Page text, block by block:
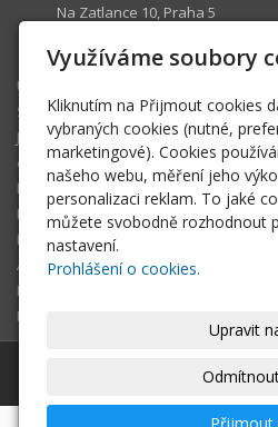
Na Zatlance 10, Praha 5
egovernment@egovernment.cz
Úvodní stránka
STUDIO
JIHLAVA
eOSOBNOST
ROK INFORMATIKY
MIKULOV
EGOVERNMENT THE BEST
ARCHIV MAGAZÍNU
DOTAZ
REGISTRACE ČTENÁŘE
Magazín
Využíváme soubory
Kliknutím na Přijmout cookies
vybraných cookies (nutné,
marketingové). Cookies
našeho webu, měření jeho
personalizaci reklam. To jaké
můžete svobodně rozhodnout
nastavení.
Prohlášení o cookies.
Upravit